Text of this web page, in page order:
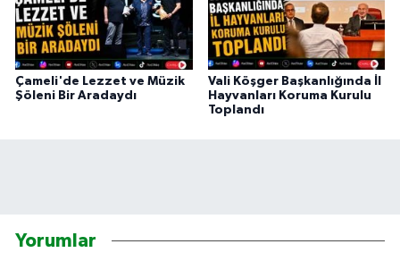
Çameli'de Lezzet ve Müzik
Şöleni Bir Aradaydı
Vali Köşger Başkanlığında İl
Hayvanları Koruma Kurulu
Toplandı
Yorumlar